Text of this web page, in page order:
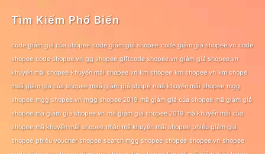
Tìm Kiếm Phổ Biến
code giảm giá của shopee code giảm giá shopee code giảm giá shopee.vn code
shopee code shopee.vn gg shopee giftcode shopee.vn giảm giá shopee.vn
khuyến mãi shopee khuyến mãi shopee.vn km shopee km shopee vn km shopê
maã giảm giá của shopee maã giảm giá shopê maã khuyến mãi shopee mgg
shopee mgg shopee.vn mgg shopee 2019 mã giảm giá của shopee mã giảm giá
shopee mã giảm giá shopee.vn mã giảm giá shopee 2019 mã khuyến mãi của
shopee mã khuyến mãi shopee nhận mã khuyến mãi shopee phiếu giảm giá
shopee phiếu voucher shopee search mgg shopee shopee shopee.vn shopee